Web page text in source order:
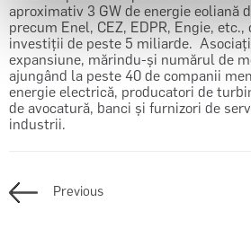
aproximativ 3 GW de energie eoliană
precum Enel, CEZ, EDPR, Engie,
investiţii de peste 5 miliarde.
expansiune, mărindu-şi numărul de
ajungând la peste 40 de companii
energie electrică, producatori de
de avocatură, banci și furnizori de
industrii.
Previous